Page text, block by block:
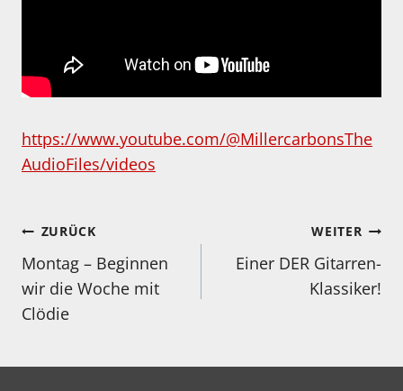
https://www.youtube.com/@MillercarbonsThe
AudioFiles/videos
Beitragsnavigation
ZURÜCK
Montag – Beginnen
wir die Woche mit
Clödie
WEITER
Einer DER Gitarren-
Klassiker!